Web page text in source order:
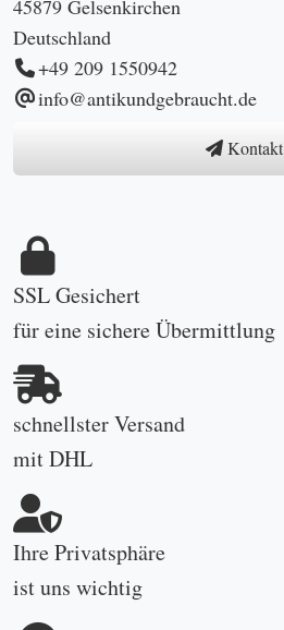
45879 Gelsenkirchen
Deutschland
+49 209 1550942
info@antikundgebraucht.de
Kontakt
SSL Gesichert
für eine sichere Übermittlung
schnellster Versand
mit DHL
Ihre Privatsphäre
ist uns wichtig